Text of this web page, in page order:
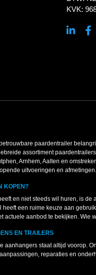
KVK:
paardentrailer
assortiment
Arnhem, Aalten en
uitvoeringen en afmetingen.
KOPEN?
en niet steeds wil huren, is de
een ruime keuze aan
actuele aanbod te bekijken. Wie
EN TRAILERS
aanhangers staat altijd voorop.
reparaties en